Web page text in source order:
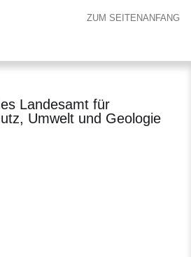
ZUM SEITENANFANG
Landesamt für
Umwelt und Geologie